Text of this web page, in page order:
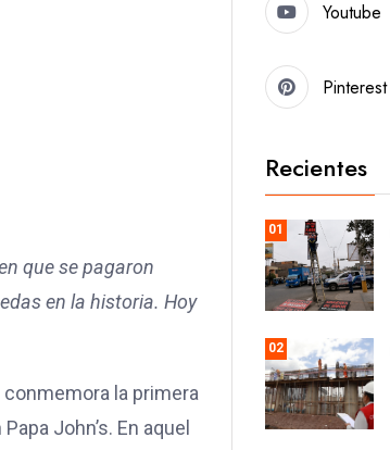
que se pagaron
en la historia. Hoy
la primera
John’s. En aquel
Youtube
Pinterest
Recientes
01
02